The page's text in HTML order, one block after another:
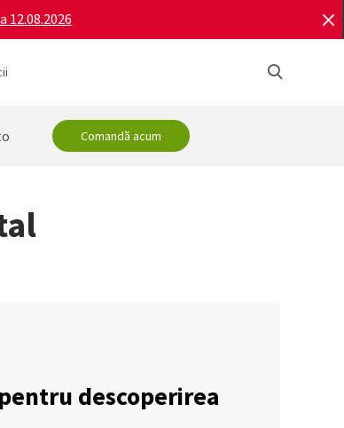
12.08.2026
Comandă acum
descoperirea